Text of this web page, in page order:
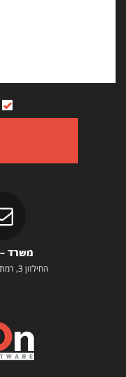
משרד
החילזון 3, רמת גן 5252267